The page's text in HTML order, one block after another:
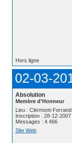
Hors ligne
02-03-
Absolution
Membre d'Honneur
Lieu : Clermont-Ferrand
Inscription : 28-12-2007
Messages : 4 466
Site Web